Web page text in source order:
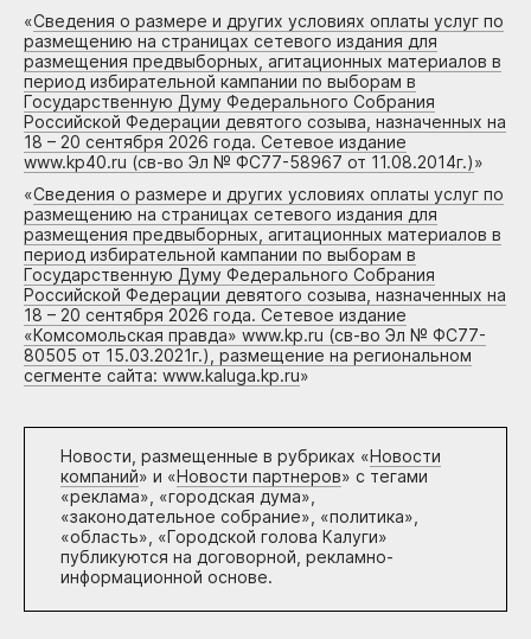
«Сведения о размере и других условиях оплаты услуг по
размещению на страницах сетевого издания для
размещения предвыборных, агитационных материалов в
период избирательной кампании по выборам в
Государственную Думу Федерального Собрания
Российской Федерации девятого созыва, назначенных на
18 – 20 сентября 2026 года. Сетевое издание
www.kp40.ru (св-во Эл № ФС77-58967 от 11.08.2014г.)»
«Сведения о размере и других условиях оплаты услуг по
размещению на страницах сетевого издания для
размещения предвыборных, агитационных материалов в
период избирательной кампании по выборам в
Государственную Думу Федерального Собрания
Российской Федерации девятого созыва, назначенных на
18 – 20 сентября 2026 года. Сетевое издание
«Комсомольская правда» www.kp.ru (св-во Эл № ФС77-
80505 от 15.03.2021г.), размещение на региональном
сегменте сайта: www.kaluga.kp.ru»
Новости, размещенные в рубриках «Новости
компаний» и «Новости партнеров» с тегами
«реклама», «городская дума»,
«законодательное собрание», «политика»,
«область», «Городской голова Калуги»
публикуются на договорной, рекламно-
информационной основе.